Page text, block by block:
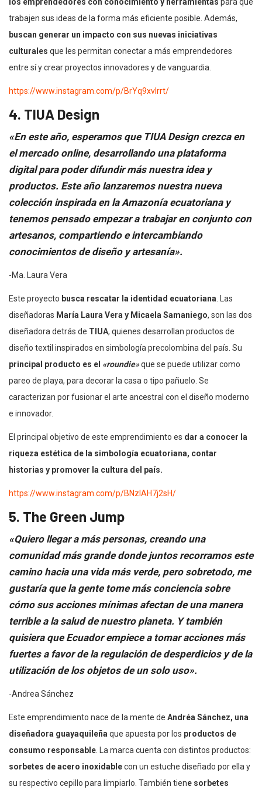
los emprendedores con conocimiento y herramientas para que
trabajen sus ideas de la forma más eficiente posible. Además,
buscan generar un impacto con sus nuevas iniciativas
culturales que les permitan conectar a más emprendedores
entre sí y crear proyectos innovadores y de vanguardia.
https://www.instagram.com/p/BrYq9xvlrrt/
4. TIUA Design
«En este año, esperamos que TIUA Design crezca en
el mercado online, desarrollando una plataforma
digital para poder difundir más nuestra idea y
productos. Este año lanzaremos nuestra nueva
colección inspirada en la Amazonía ecuatoriana y
tenemos pensado empezar a trabajar en conjunto con
artesanos, compartiendo e intercambiando
conocimientos de diseño y artesanía».
-Ma. Laura Vera
Este proyecto busca rescatar la identidad ecuatoriana. Las
diseñadoras María Laura Vera y Micaela Samaniego, son las dos
diseñadora detrás de TIUA, quienes desarrollan productos de
diseño textil inspirados en simbología precolombina del país. Su
principal producto es el «roundie»que se puede utilizar como
pareo de playa, para decorar la casa o tipo pañuelo. Se
caracterizan por fusionar el arte ancestral con el diseño moderno
e innovador.
El principal objetivo de este emprendimiento es dar a conocer la
riqueza estética de la simbología ecuatoriana, contar
historias y promover la cultura del país.
https://www.instagram.com/p/BNzlAH7j2sH/
5. The Green Jump
«Quiero llegar a más personas, creando una
comunidad más grande donde juntos recorramos este
camino hacia una vida más verde, pero sobretodo, me
gustaría que la gente tome más conciencia sobre
cómo sus acciones mínimas afectan de una manera
terrible a la salud de nuestro planeta. Y también
quisiera que Ecuador empiece a tomar acciones más
fuertes a favor de la regulación de desperdicios y de la
utilización de los objetos de un solo uso».
-Andrea Sánchez
Este emprendimiento nace de la mente de Andréa Sánchez, una
diseñadora guayaquileñaque apuesta por los productos de
consumo responsable. La marca cuenta con distintos productos:
sorbetes de acero inoxidablecon un estuche diseñado por ella y
su respectivo cepillo para limpiarlo. También tiene sorbetes